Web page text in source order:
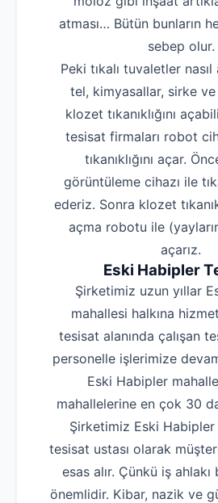
atması… Bütün bunların
sebep olur.
Peki tıkalı tuvaletler nasıl
tel, kimyasallar, sirke
klozet tıkanıklığını
tesisat firmaları robot
tıkanıklığını açar.
görüntüleme cihazı ile
ederiz. Sonra klozet
açma robotu ile
açarız.
Eski Habipler
Şirketimiz uzun yıllar
mahallesi halkına
tesisat alanında çalışan
personelle işlerimize
Eski Habipler
mahallelerine en çok 30
Şirketimiz Eski Habipler
tesisat ustası olarak
esas alır. Çünkü iş
önemlidir. Kibar, nazik ve